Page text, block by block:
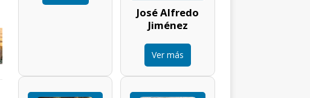
José Alfredo
Jiménez
Ver más